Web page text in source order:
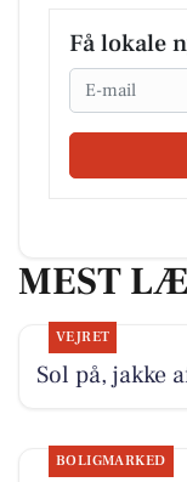
Få lokale
Email
MEST
VEJRET
Sol på, jakke
BOLIGMARKED